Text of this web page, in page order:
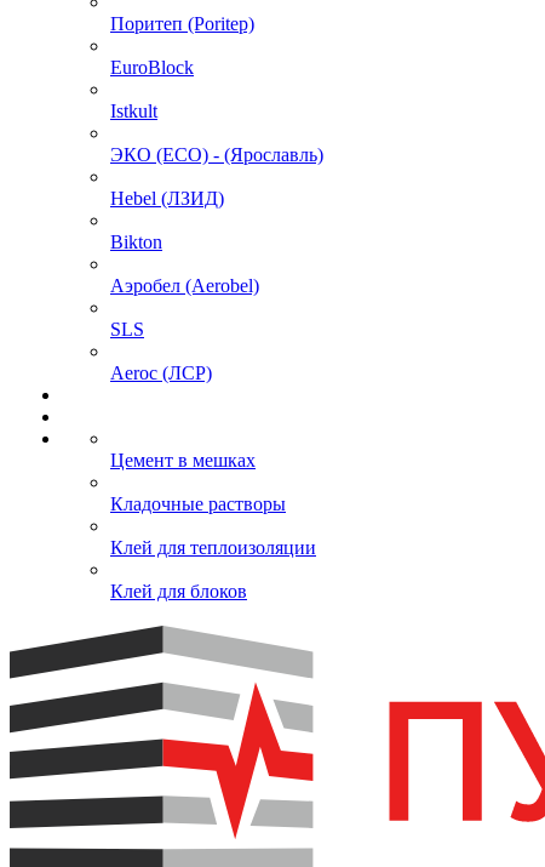
Поритеп (Poritep)
EuroBlock
Istkult
ЭКО (ECO) - (Ярославль)
Hebel (ЛЗИД)
Bikton
Аэробел (Aerobel)
SLS
Aeroc (ЛСР)
Цемент в мешках
Кладочные растворы
Клей для теплоизоляции
Клей для блоков